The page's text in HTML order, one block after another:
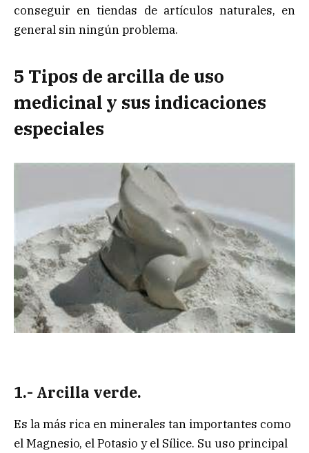
conseguir en tiendas de artículos naturales, en
general sin ningún problema.
5 Tipos de arcilla de uso
medicinal y sus indicaciones
especiales
1.- Arcilla verde.
Es la más rica en minerales tan importantes como
el Magnesio, el Potasio y el Sílice. Su uso principal